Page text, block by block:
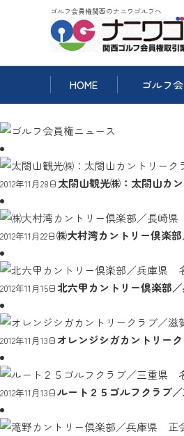
ゴルフ会員権関西のナニワゴルフへ
HOME ゴルフ
2012年11月28日 太閤山観光㈱：太閤山カ
2012年11月22日㈱大村湾カントリー倶楽
2012年11月15日北六甲カントリー倶楽部
2012年11月13日 オレンジシガカントリー
2012年11月13日ルート２５ゴルフクラブ